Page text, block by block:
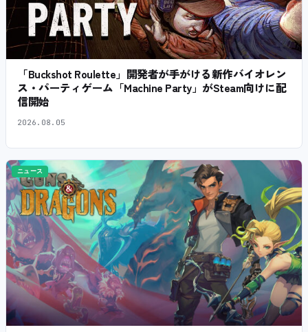
「Buckshot Roulette」開発者が手がける新作バイオレン
ス・パーティゲーム「Machine Party」がSteam向けに配
信開始
2026.08.05
ニュース